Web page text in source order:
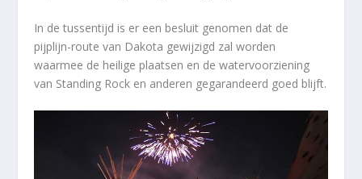
In de tussentijd is er een besluit genomen dat de
pijplijn-route van Dakota gewijzigd zal worden
waarmee de heilige plaatsen en de watervoorziening
van Standing Rock en anderen gegarandeerd goed blijft.